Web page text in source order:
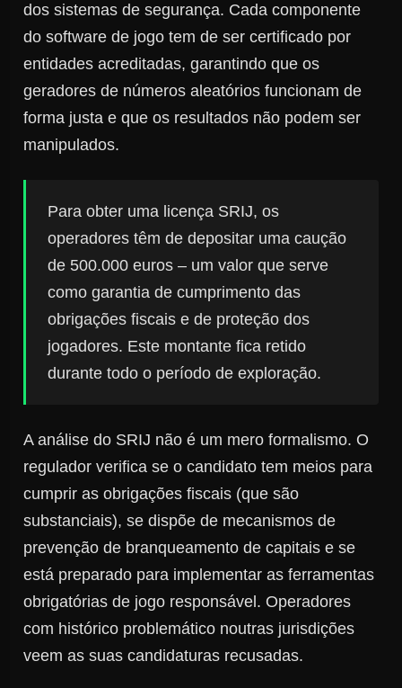
dos sistemas de segurança. Cada componente
do software de jogo tem de ser certificado por
entidades acreditadas, garantindo que os
geradores de números aleatórios funcionam de
forma justa e que os resultados não podem ser
manipulados.
Para obter uma licença SRIJ, os
operadores têm de depositar uma caução
de 500.000 euros – um valor que serve
como garantia de cumprimento das
obrigações fiscais e de proteção dos
jogadores. Este montante fica retido
durante todo o período de exploração.
A análise do SRIJ não é um mero formalismo. O
regulador verifica se o candidato tem meios para
cumprir as obrigações fiscais (que são
substanciais), se dispõe de mecanismos de
prevenção de branqueamento de capitais e se
está preparado para implementar as ferramentas
obrigatórias de jogo responsável. Operadores
com histórico problemático noutras jurisdições
veem as suas candidaturas recusadas.